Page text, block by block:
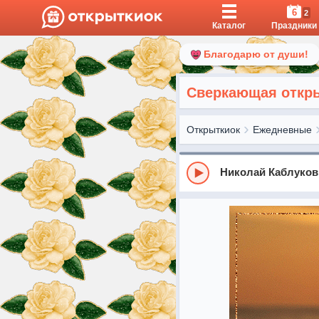
Каталог
6 2
Праздники
Благодарю от души!
Сверкающая
Открыткиок Ежедневные
Николай